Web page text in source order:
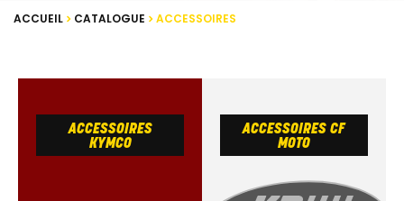
ACCUEIL CATALOGUE ACCESSOIRES
ACCESSOIRES
KYMCO
ACCESSOIRES CF
MOTO